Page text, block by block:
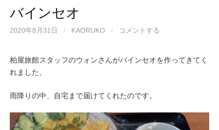
バインセオ
2020年8月31日 / KAORUKO / コメントする
柏屋旅館スタッフのウォンさんがバインセオを作ってきてく
れました。
雨降りの中、自宅まで届けてくれたのです。